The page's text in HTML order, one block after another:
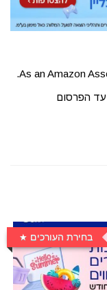
As an Amazon
הפרסום
בחירת העורכים